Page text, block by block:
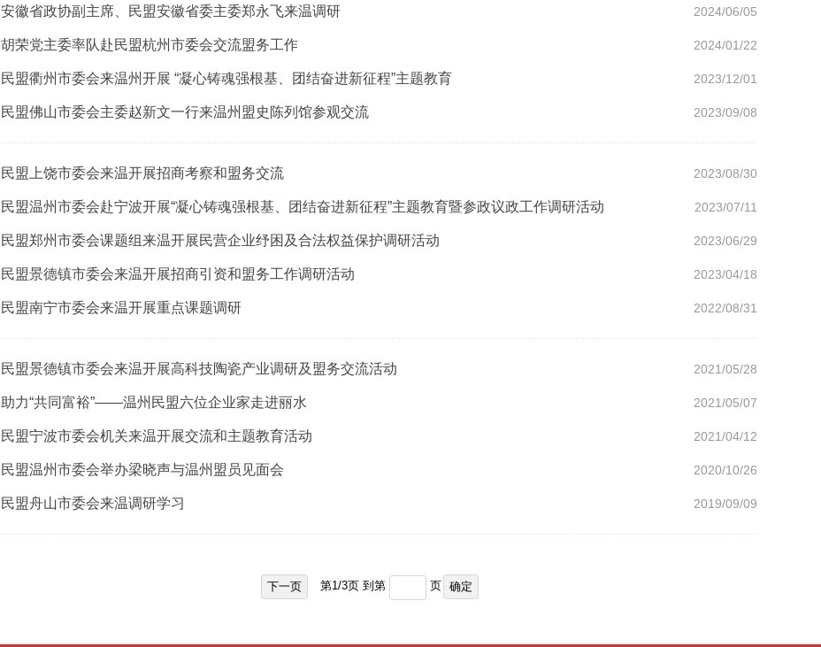
2024/06/05
安徽省政协副主席、民盟安徽省委主委郑永飞来温调研
2024/01/22
胡荣党主委率队赴民盟杭州市委会交流盟务工作
2023/12/01
民盟衢州市委会来温州开展 “凝心铸魂强根基、团结奋进新征程”主题教育
2023/09/08
民盟佛山市委会主委赵新文一行来温州盟史陈列馆参观交流
2023/08/30
民盟上饶市委会来温开展招商考察和盟务交流
2023/07/11
民盟温州市委会赴宁波开展“凝心铸魂强根基、团结奋进新征程”主题教育暨参政议政工作调研活动
2023/06/29
民盟郑州市委会课题组来温开展民营企业纾困及合法权益保护调研活动
2023/04/18
民盟景德镇市委会来温开展招商引资和盟务工作调研活动
2022/08/31
民盟南宁市委会来温开展重点课题调研
2021/05/28
民盟景德镇市委会来温开展高科技陶瓷产业调研及盟务交流活动
2021/05/07
助力“共同富裕”——温州民盟六位企业家走进丽水
2021/04/12
民盟宁波市委会机关来温开展交流和主题教育活动
2020/10/26
民盟温州市委会举办梁晓声与温州盟员见面会
2019/09/09
民盟舟山市委会来温调研学习
下一页 第1/3页 到第 页 确定